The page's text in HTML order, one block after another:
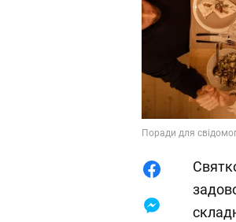
Поради для